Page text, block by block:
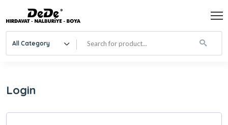
All Category
Login